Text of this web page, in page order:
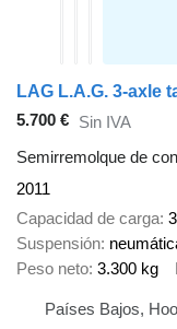
LAG L.A.G. 3-axle
5.700 € Sin IVA
Semirremolque de
2011
Capacidad de carga
Suspensión
Peso neto 3.300 kg
Países Bajos,